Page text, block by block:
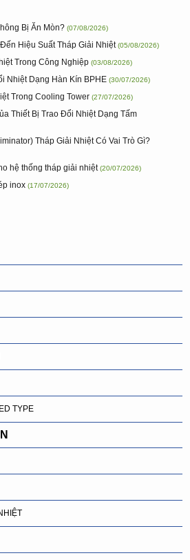
Bị Ăn Mòn?(07/08/2026)
Hiệu Suất Tháp Giải Nhiệt(05/08/2026)
Trong Công Nghiệp(03/08/2026)
Nhiệt Dạng Hàn Kín BPHE(30/07/2026)
Trong Cooling Tower(27/07/2026)
Thiết Bị Trao Đổi Nhiệt Dạng Tấm
Tháp Giải Nhiệt Có Vai Trò Gì?
hệ thống tháp giải nhiệt(20/07/2026)
inox(17/07/2026)
TYPE